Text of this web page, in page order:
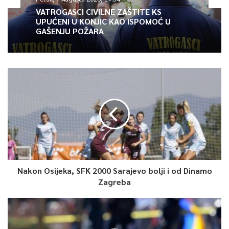
svjetskim i evropskim prvenstvima, razvijali sport i eventualno
nekada učestvovali na olimpijskim igrama – kazao je Fazlagić.
Navodi da se zbog nedostaka finansija, kao i infrastrukture,
0
Article Rating
VATROGASCI CIVILNE ZAŠTITE KS
UPUĆENI U KONJIC KAO ISPOMOĆ U
GAŠENJU POŽARA
Nakon Osijeka, SFK 2000 Sarajevo bolji i od Dinamo
Zagreba